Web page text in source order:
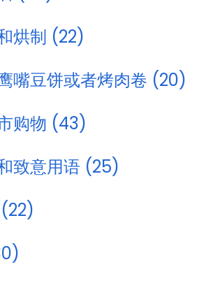
烘制 (22)
嘴豆饼或者烤肉卷 (20)
购物 (43)
致意用语 (25)